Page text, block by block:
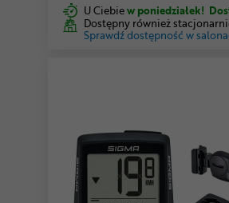
U Ciebiew poniedziałek!
Dostępny również
Sprawdź dostępność w